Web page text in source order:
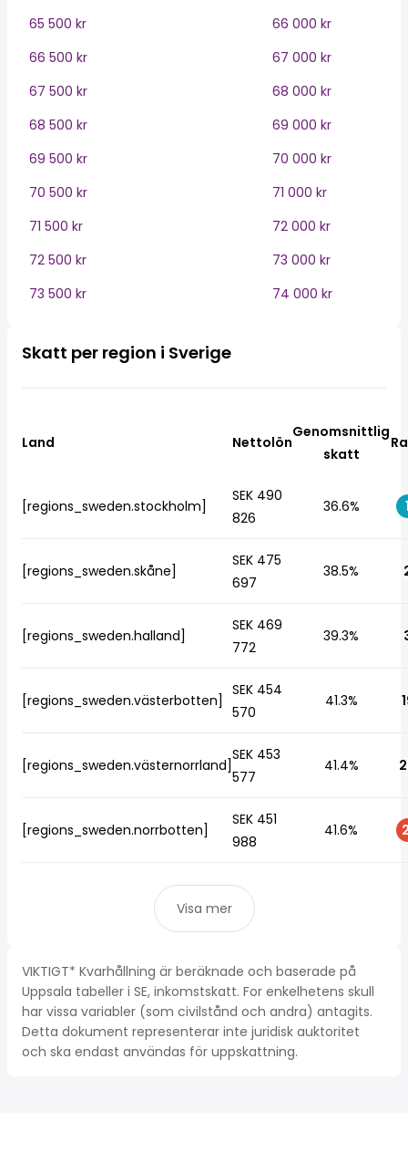
65 500 kr
66 000 kr
66 500 kr
67 000 kr
67 500 kr
68 000 kr
68 500 kr
69 000 kr
69 500 kr
70 000 kr
70 500 kr
71 000 kr
71 500 kr
72 000 kr
72 500 kr
73 000 kr
73 500 kr
74 000 kr
Skatt per region i Sverige
Land Nettolön
Genomsnittlig
skatt
[regions_sweden.stockholm]
SEK 490
826
36.6%
[regions_sweden.skåne]
SEK 475
697
38.5%
[regions_sweden.halland]
SEK 469
772
39.3%
[regions_sweden.västerbotten]
SEK 454
570
41.3%
[regions_sweden.västernorrland]
SEK 453
577
41.4%
[regions_sweden.norrbotten]
SEK 451
988
41.6%
Visa mer
VIKTIGT* Kvarhållning är beräknade och baserade på
Uppsala tabeller i SE, inkomstskatt. For enkelhetens skull
har vissa variabler (som civilstånd och andra) antagits.
Detta dokument representerar inte juridisk auktoritet
och ska endast användas för uppskattning.